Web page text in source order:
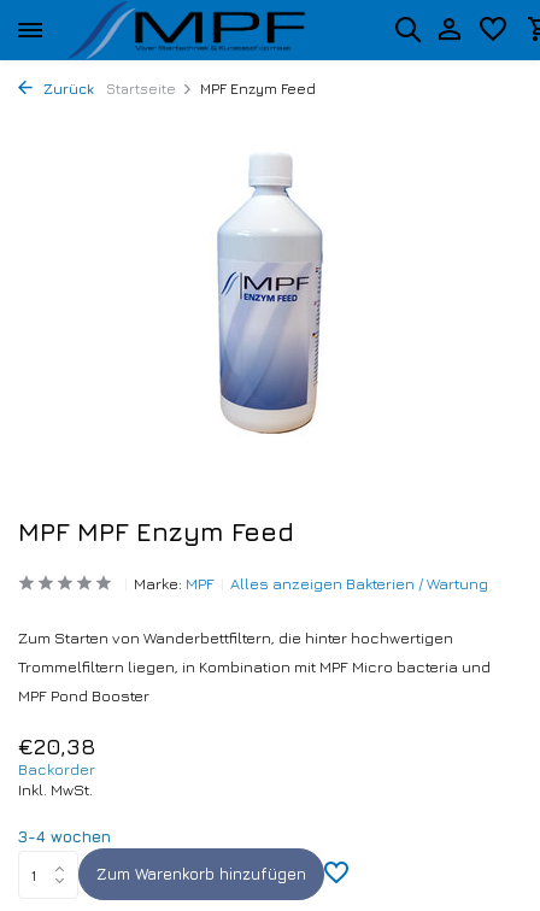
Zurück Startseite MPF Enzym Feed
MPF MPF Enzym Feed
Marke: MPF Alles anzeigen Bakterien / Wartung
Zum Starten von Wanderbettfiltern, die hinter hochwertigen
Trommelfiltern liegen, in Kombination mit MPF Micro bacteria und
MPF Pond Booster
€20,38
Backorder
Inkl. MwSt.
3-4 wochen
Zum Warenkorb hinzufügen